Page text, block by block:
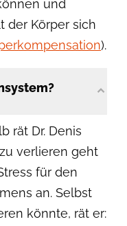
und
der Körper sich
).
rät Dr. Denis
verlieren geht
für den
an. Selbst
könnte, rät er: